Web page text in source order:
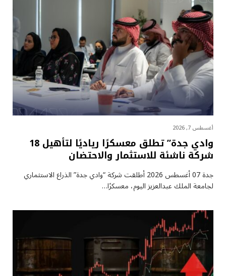
أغسطس 7, 2026
وادي جدة” تطلق معسكرًا رياديًا لتأهيل 18
شركة ناشئة للاستثمار والاحتضان
جدة 07 أغسطس 2026 أطلقت شركة “وادي جدة” الذراع الاستثماري
لجامعة الملك عبدالعزيز اليوم، معسكرًا…